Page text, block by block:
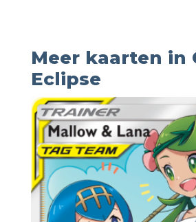
Meer kaarten in
Eclipse